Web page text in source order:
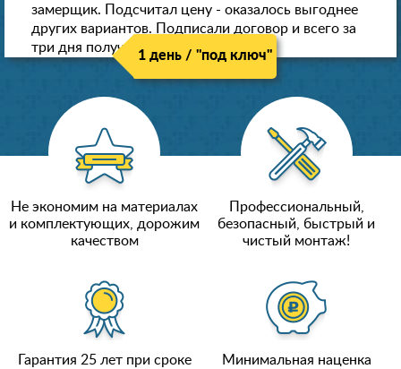
замерщик. Подсчитал цену - оказалось выгоднее
других вариантов. Подписали договор и всего за
три дня получили новые потолки!
1 день / "под ключ"
Не экономим на материалах
и комплектующих, дорожим
качеством
Профессиональный,
безопасный, быстрый и
чистый монтаж!
Гарантия 25 лет при сроке
Минимальная наценка